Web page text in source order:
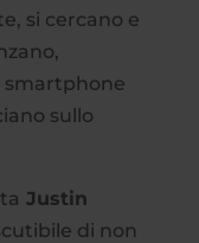
si cercano e
smartphone
sullo
Justin
di non